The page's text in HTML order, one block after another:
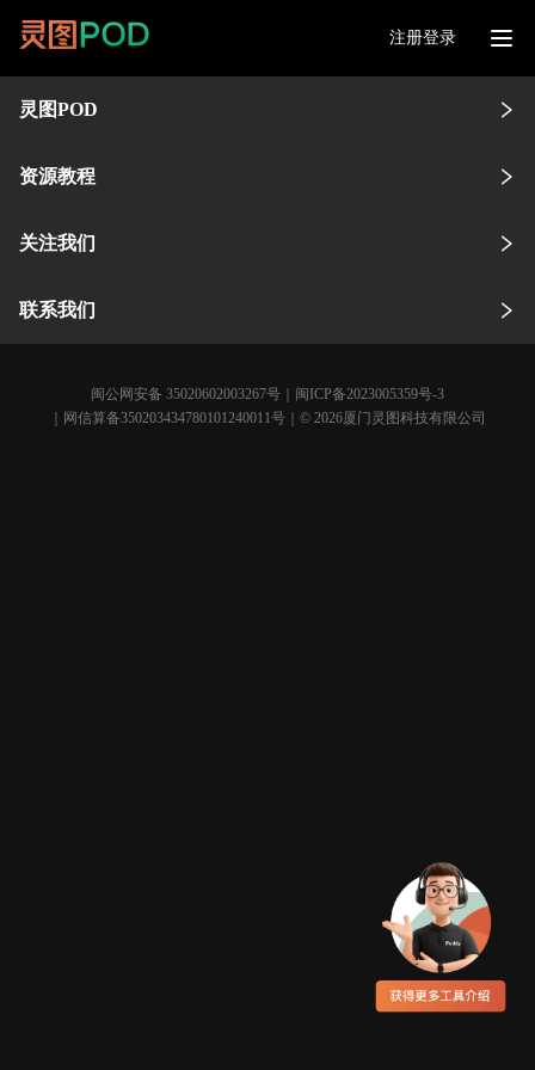
注册登录
灵图POD
资源教程
关注我们
联系我们
闽公网安备 35020602003267号
闽ICP备2023005359号-3
｜网信算备350203434780101240011号｜© 2026厦门灵图科技有限公司